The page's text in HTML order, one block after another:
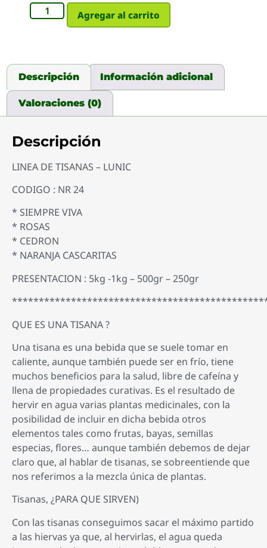
Agregar al carrito
Descripción Información adicional
Valoraciones (0)
Descripción
LINEA DE TISANAS – LUNIC
CODIGO : NR 24
* SIEMPRE VIVA
* ROSAS
* CEDRON
* NARANJA CASCARITAS
PRESENTACION : 5kg -1kg – 500gr – 250gr
QUE ES UNA TISANA ?
Una tisana es una bebida que se suele tomar en
caliente, aunque también puede ser en frío, tiene
muchos beneficios para la salud, libre de cafeína y
llena de propiedades curativas. Es el resultado de
hervir en agua varias plantas medicinales, con la
posibilidad de incluir en dicha bebida otros
elementos tales como frutas, bayas, semillas
especias, flores… aunque también debemos de dejar
claro que, al hablar de tisanas, se sobreentiende que
nos referimos a la mezcla única de plantas.
Tisanas, ¿PARA QUE SIRVEN)
Con las tisanas conseguimos sacar el máximo partido
a las hiervas ya que, al hervirlas, el agua queda